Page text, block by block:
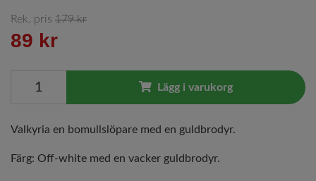
Rek. pris 179 kr
89 kr
Lägg i varukorg
Valkyria en bomullslöpare med en guldbrodyr.
Färg: Off-white med en vacker guldbrodyr.